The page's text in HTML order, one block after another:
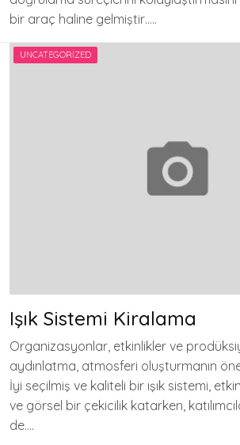
bir araç haline gelmiştir…..
UNCATEGORIZED
Işık Sistemi Kiralama
Organizasyonlar, etkinlikler ve
aydınlatma, atmosferi oluşturmanın
İyi seçilmiş ve kaliteli bir ışık sistemi,
ve görsel bir çekicilik katarken,
de….